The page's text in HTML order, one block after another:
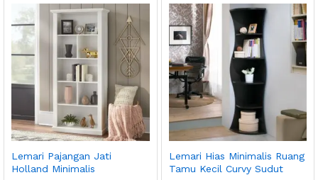
Lemari Pajangan Jati
Holland Minimalis
Lemari Hias Minimalis Ruang
Tamu Kecil Curvy Sudut